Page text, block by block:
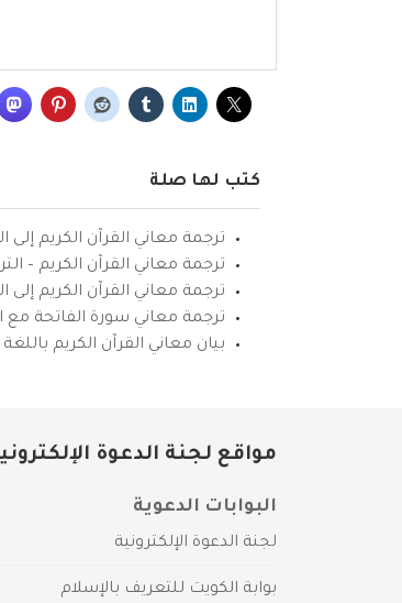
كتب لها صلة
ترجمة معاني القرآن الكريم إلى
ترجمة معاني القرآن الكريم –
ترجمة معاني القرآن الكريم
ترجمة معاني سورة الفاتحة مع
بيان معاني القرآن الكريم باللغة
مواقع لجنة الدعوة
البوابات الدعوية
لجنة الدعوة الإلكترونية
بوابة الكويت للتعريف بالإسلام